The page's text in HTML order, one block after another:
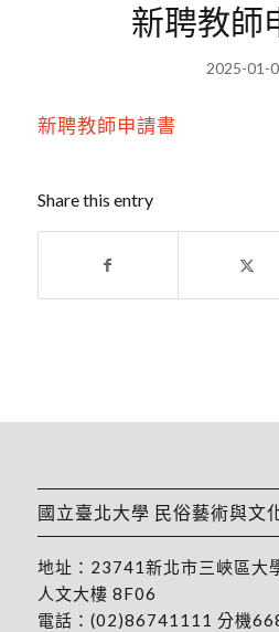
新聘教師
2025-01-
新聘教師申請書
Share this entry
國立臺北大學 民俗藝術與文
地址： 23741新北市三峽區大
人文大樓 8F06
電話： (02)86741111 分機